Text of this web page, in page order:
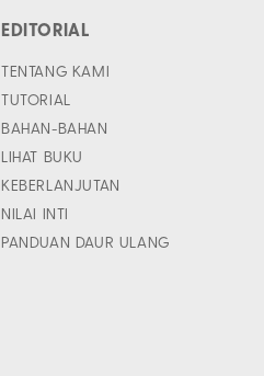
EDITORIAL
TENTANG KAMI
TUTORIAL
BAHAN-BAHAN
LIHAT BUKU
KEBERLANJUTAN
NILAI INTI
PANDUAN DAUR ULANG